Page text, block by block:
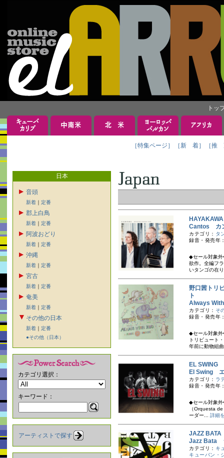
トッ
［特集ページ］ ［新 着］ ［推
日本
音頭
新着 ｜ 定番
郡上白鳥
新着 ｜ 定番
阿波おどり
新着 ｜ 定番
沖縄
新着 ｜ 定番
宮古
新着 ｜ 定番
奄美
新着 ｜ 定番
その他の日本
新着 ｜ 定番
●その他（日本）
カテゴリ選択：
キーワード：
アーティストで探す
Cantos カ
カテゴリ： タ
録音・発売年
◆セール対象外
欲作。全編フ
いタンゴの在
野口茜トリ
ト
Always
カテゴリ： そ
録音・発売年
◆セール対象
トリビュート
年前に動物組
EL SWING
El Swing
カテゴリ： ラ
録音・発売年
◆セール対象外
（Orquesta
ーダー... 詳細
JAZZ
Jazz Bata
カテゴリ： キ
キューバン・